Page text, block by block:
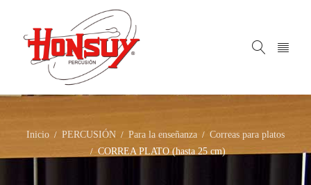
Inicio / PERCUSIÓN / Para la enseñanza / Correas para platos
/ CORREA PLATO (hasta 25 cm)